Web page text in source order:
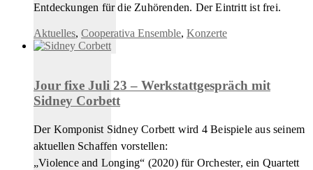
Entdeckungen für die Zuhörenden. Der Eintritt ist frei.
Aktuelles, Cooperativa Ensemble, Konzerte
Jour fixe Juli 23 – Werkstattgespräch mit
Sidney Corbett
Der Komponist Sidney Corbett wird 4 Beispiele aus seinem
aktuellen Schaffen vorstellen:
„Violence and Longing“ (2020) für Orchester, ein Quartett